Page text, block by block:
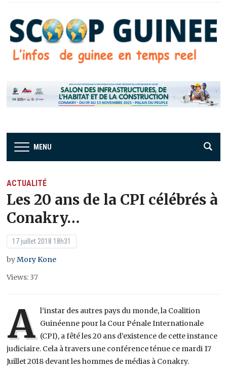
MENU
ACTUALITÉ
Les 20 ans de la CPI célébrés à
Conakry…
17 juillet 2018 18h31
byMory Kone
Views: 37
A l’instar des autres pays du monde, la Coalition
Guinéenne pour la Cour Pénale Internationale
(CPI), a fêté les 20 ans d’existence de cette instance
judiciaire. Cela à travers une conférence ténue ce mardi 17
Juillet 2018 devant les hommes de médias à Conakry.